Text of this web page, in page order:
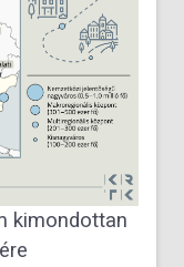
kimondottan